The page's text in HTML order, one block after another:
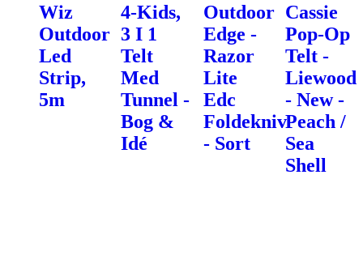
Wiz
Outdoor
Led
Strip,
5m
4-Kids,
3 I 1
Telt
Med
Tunnel -
Bog &
Idé
Outdoor
Edge -
Razor
Lite
Edc
Foldekniv
- Sort
Cassie
Pop-Op
Telt -
Liewood
- New -
Peach /
Sea
Shell